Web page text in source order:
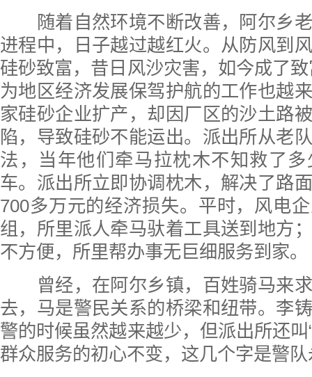
随着自然环境不断改善，阿尔乡老
进程中，日子越过越红火。从防风到
硅砂致富，昔日风沙灾害，如今成了致
为地区经济发展保驾护航的工作也越
家硅砂企业扩产，却因厂区的沙土路
陷，导致硅砂不能运出。派出所从老
法，当年他们牵马拉枕木不知救了
车。派出所立即协调枕木，解决了路
700多万元的经济损失。平时，风电
组，所里派人牵马驮着工具送到地方
不方便，所里帮办事无巨细服务到家。
曾经，在阿尔乡镇，百姓骑马来求
去，马是警民关系的桥梁和纽带。李
警的时候虽然越来越少，但派出所还叫
群众服务的初心不变，这几个字是警